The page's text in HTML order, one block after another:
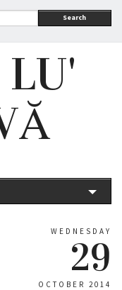
Search
LU'
WEDNESDAY
29
OCTOBER 2014